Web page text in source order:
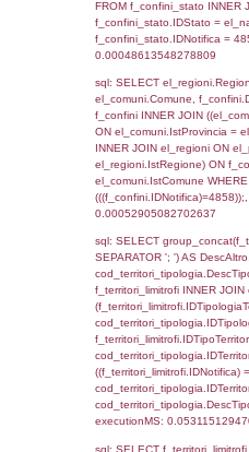
LEFT JOIN
=
LEFT JOIN
LEFT JOIN
el_regioni_1
sql: